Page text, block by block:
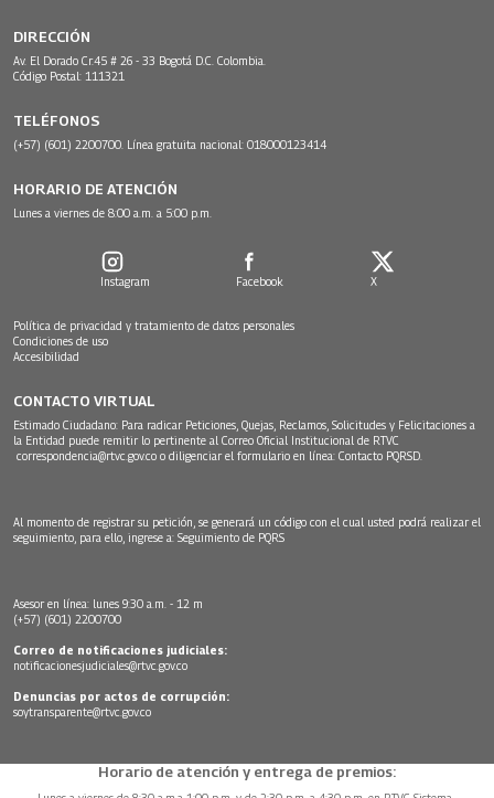
DIRECCIÓN
Av. El Dorado Cr.45 # 26 - 33 Bogotá D.C. Colombia.
Código Postal: 111321
TELÉFONOS
(+57) (601) 2200700. Línea gratuita nacional: 018000123414
HORARIO DE ATENCIÓN
Lunes a viernes de 8:00 a.m. a 5:00 p.m.
Instagram Facebook X
Política de privacidad y tratamiento de datos personales
Condiciones de uso
Accesibilidad
CONTACTO VIRTUAL
Estimado Ciudadano: Para radicar Peticiones, Quejas, Reclamos, Solicitudes y Felicitaciones a
la Entidad puede remitir lo pertinente al Correo Oficial Institucional de RTVC
correspondencia@rtvc.gov.co o diligenciar el formulario en línea: Contacto PQRSD.
Al momento de registrar su petición, se generará un código con el cual usted podrá realizar el
seguimiento, para ello, ingrese a: Seguimiento de PQRS
Asesor en línea: lunes 9:30 a.m. - 12 m
(+57) (601) 2200700
Correo de notificaciones judiciales:
notificacionesjudiciales@rtvc.gov.co
Denuncias por actos de corrupción:
soytransparente@rtvc.gov.co
Horario de atención y entrega de premios: